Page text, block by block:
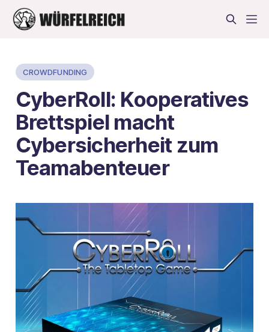
CROWDFUNDING
CyberRoll: Kooperatives
Brettspiel macht
Cybersicherheit zum
Teamabenteuer